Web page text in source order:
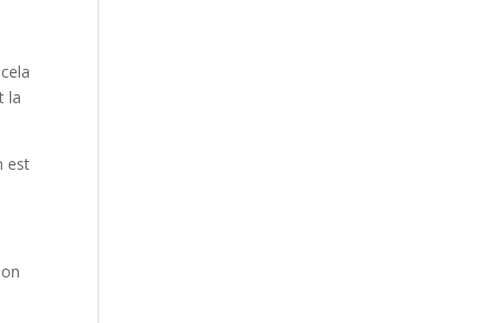
la
est